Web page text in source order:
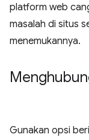
platform web
masalah di situs
menemukannya.
Gunakan opsi